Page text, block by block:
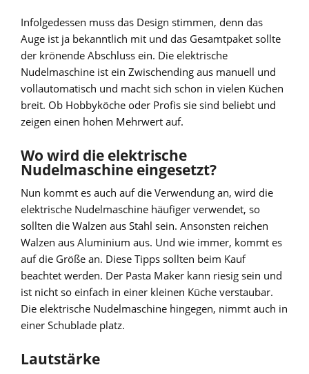
Infolgedessen muss das Design stimmen, denn das
Auge ist ja bekanntlich mit und das Gesamtpaket sollte
der krönende Abschluss ein. Die elektrische
Nudelmaschine ist ein Zwischending aus manuell und
vollautomatisch und macht sich schon in vielen Küchen
breit. Ob Hobbyköche oder Profis sie sind beliebt und
zeigen einen hohen Mehrwert auf.
Wo wird die elektrische
Nudelmaschine eingesetzt?
Nun kommt es auch auf die Verwendung an, wird die
elektrische Nudelmaschine häufiger verwendet, so
sollten die Walzen aus Stahl sein. Ansonsten reichen
Walzen aus Aluminium aus. Und wie immer, kommt es
auf die Größe an. Diese Tipps sollten beim Kauf
beachtet werden. Der Pasta Maker kann riesig sein und
ist nicht so einfach in einer kleinen Küche verstaubar.
Die elektrische Nudelmaschine hingegen, nimmt auch in
einer Schublade platz.
Lautstärke